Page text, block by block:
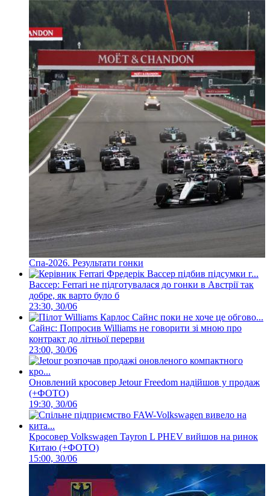
Спа-2026. Результати гонки
Вассер: Ferrari не підготувалася до гонки в Австрії так
добре, як варто було б
23:30, 30/06
Сайнс: Попросив Williams не говорити зі мною про
контракт до літньої перерви
23:00, 30/06
Оновлений кросовер Jetour Freedom надійшов у продаж
(+ФОТО)
19:30, 30/06
Кросовер Volkswagen Tayron L PHEV вийшов на ринок
Китаю (+ФОТО)
15:00, 30/06